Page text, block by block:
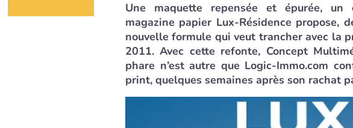
Une maquette repensée et épurée,
magazine papier Lux-Résidence propose,
nouvelle formule qui veut trancher avec la
2011. Avec cette refonte, Concept
phare n’est autre que Logic-Immo.com
print, quelques semaines après son rachat